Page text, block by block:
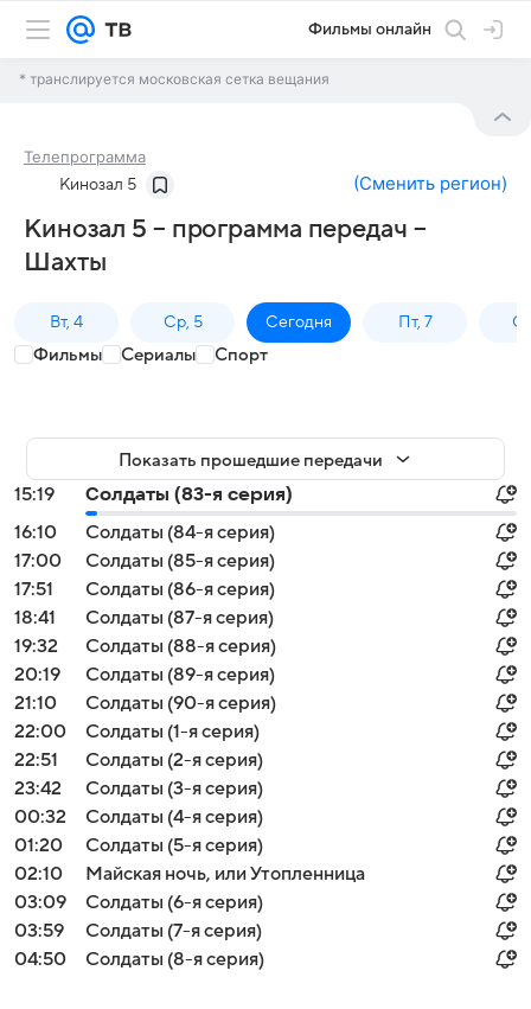
Фильмы онлайн
* транслируется московская сетка вещания
Телепрограмма
Кинозал 5 (Сменить регион)
Кинозал 5 – программа передач –
Шахты
Вт, 4 Ср, 5 Сегодня Пт, 7
Фильмы Сериалы Спорт
Показать прошедшие передачи
15:19
Солдаты (83-я серия)
16:10
Солдаты (84-я серия)
17:00
Солдаты (85-я серия)
17:51
Солдаты (86-я серия)
18:41
Солдаты (87-я серия)
19:32
Солдаты (88-я серия)
20:19
Солдаты (89-я серия)
21:10
Солдаты (90-я серия)
22:00
Солдаты (1-я серия)
22:51
Солдаты (2-я серия)
23:42
Солдаты (3-я серия)
00:32
Солдаты (4-я серия)
01:20
Солдаты (5-я серия)
02:10
Майская ночь, или Утопленница
03:09
Солдаты (6-я серия)
03:59
Солдаты (7-я серия)
04:50
Солдаты (8-я серия)